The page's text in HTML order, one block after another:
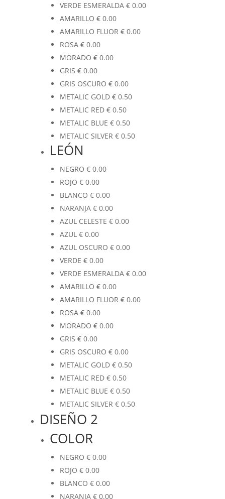
VERDE ESMERALDA €0.00
AMARILLO €0.00
AMARILLO FLUOR €0.00
ROSA €0.00
MORADO €0.00
GRIS €0.00
GRIS OSCURO €0.00
METALIC GOLD €0.50
METALIC RED €0.50
METALIC BLUE €0.50
METALIC SILVER €0.50
LEÓN
NEGRO €0.00
ROJO €0.00
BLANCO €0.00
NARANJA €0.00
AZUL CELESTE €0.00
AZUL €0.00
AZUL OSCURO €0.00
VERDE €0.00
VERDE ESMERALDA €0.00
AMARILLO €0.00
AMARILLO FLUOR €0.00
ROSA €0.00
MORADO €0.00
GRIS €0.00
GRIS OSCURO €0.00
METALIC GOLD €0.50
METALIC RED €0.50
METALIC BLUE €0.50
METALIC SILVER €0.50
DISEÑO 2
COLOR
NEGRO €0.00
ROJO €0.00
BLANCO €0.00
NARANJA €0.00